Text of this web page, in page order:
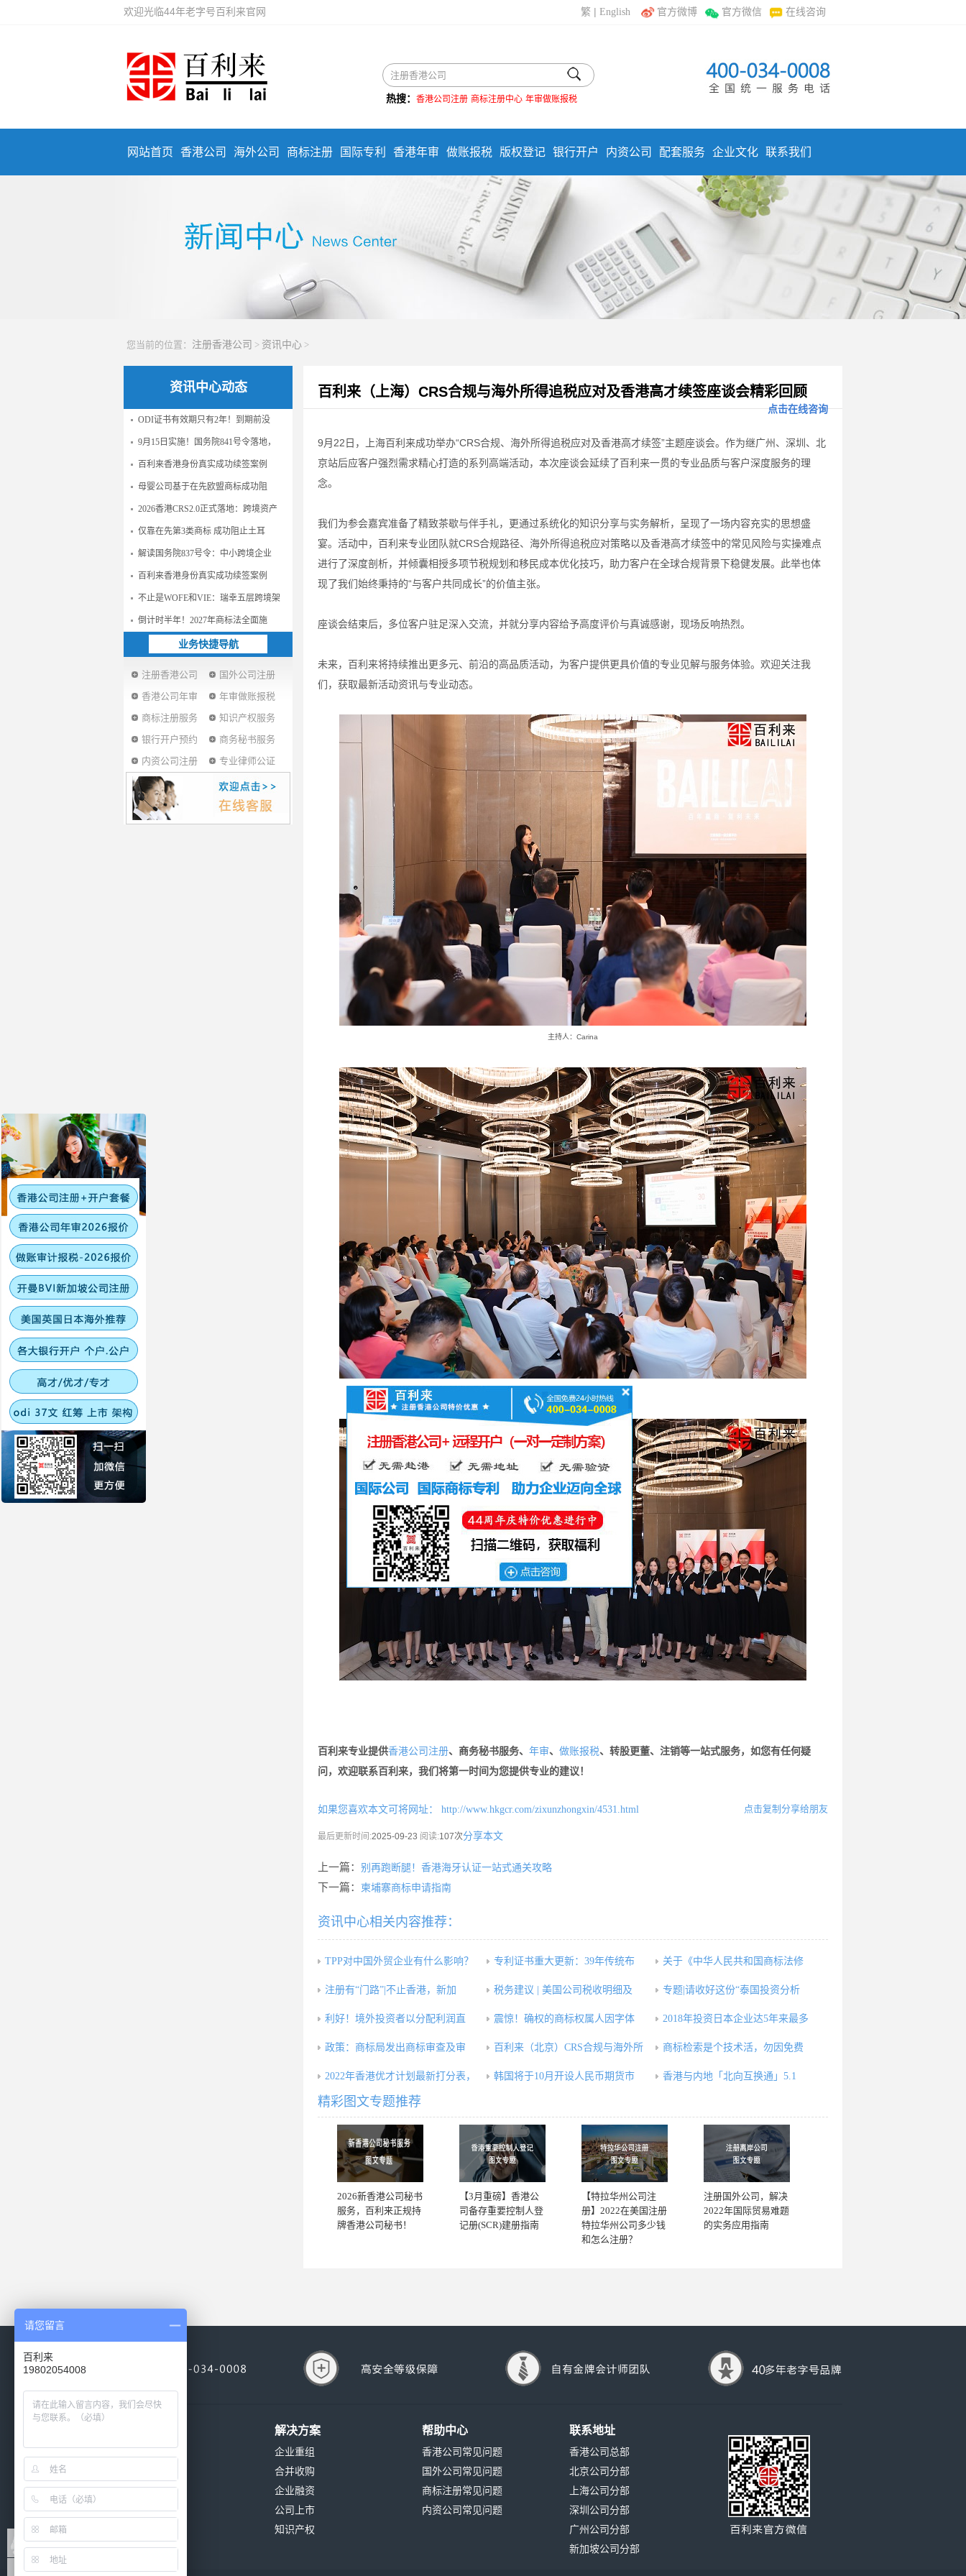
欢迎光临44年老字号百利来官网 繁 |English 官方微博 官方微信 在线咨询
热搜： 香港公司注册 商标注册中心 年审做账报税
网站首页 香港公司 海外公司 商标注册 国际专利 香港年审 做账报税 版权登记 银行开户 内资公司 配套服务 企业文化 联系我们
您当前的位置： 注册香港公司 > 资讯中心 >
资讯中心动态
ODI证书有效期只有2年！到期前没
9月15日实施！国务院841号令落地，
百利来香港身份真实成功续签案例
母婴公司基于在先欧盟商标成功阻
2026香港CRS2.0正式落地：跨境资产
仅靠在先第3类商标 成功阻止土耳
解读国务院837号令：中小跨境企业
百利来香港身份真实成功续签案例
不止是WOFE和VIE：瑞幸五层跨境架
倒计时半年！2027年商标法全面施
业务快捷导航
注册香港公司
国外公司注册
香港公司年审
年审做账报税
商标注册服务
知识产权服务
银行开户预约
商务秘书服务
内资公司注册
专业律师公证
百利来（上海）CRS合规与海外所得追税应对及香港高才续签座谈会精彩回顾
点击在线咨询
9月22日，上海百利来成功举办“CRS合规、海外所得追税应对及香港高才续签”主题座谈会。作为继广州、深圳、北
京站后应客户强烈需求精心打造的系列高端活动，本次座谈会延续了百利来一贯的专业品质与客户深度服务的理
念。
我们为参会嘉宾准备了精致茶歇与伴手礼，更通过系统化的知识分享与实务解析，呈现了一场内容充实的思想盛
宴。活动中，百利来专业团队就CRS合规路径、海外所得追税应对策略以及香港高才续签中的常见风险与实操难点
进行了深度剖析，并倾囊相授多项节税规划和移民成本优化技巧，助力客户在全球合规背景下稳健发展。此举也体
现了我们始终秉持的“与客户共同成长”的价值主张。
座谈会结束后，多位客户驻足深入交流，并就分享内容给予高度评价与真诚感谢，现场反响热烈。
未来，百利来将持续推出更多元、前沿的高品质活动，为客户提供更具价值的专业见解与服务体验。欢迎关注我
们，获取最新活动资讯与专业动态。
主持人：Carina
百利来专业提供香港公司注册、商务秘书服务、 年审、 做账报税、转股更董、注销等一站式服务，如您有任何疑
问，欢迎联系百利来，我们将第一时间为您提供专业的建议！
如果您喜欢本文可将网址： http://www.hkgcr.com/zixunzhongxin/4531.html 点击复制分享给朋友
最后更新时间:2025-09-23 阅读:107次分享本文
上一篇： 别再跑断腿！香港海牙认证一站式通关攻略
下一篇： 柬埔寨商标申请指南
资讯中心相关内容推荐：
TPP对中国外贸企业有什么影响？ 专利证书重大更新：39年传统布 关于《中华人民共和国商标法修
注册有“门路”|不止香港，新加 税务建议 | 美国公司税收明细及 专题|请收好这份“泰国投资分析
利好！境外投资者以分配利润直 震惊！确权的商标权属人因字体 2018年投资日本企业达5年来最多
政策：商标局发出商标审查及审 百利来（北京）CRS合规与海外所 商标检索是个技术活，勿因免费
2022年香港优才计划最新打分表， 韩国将于10月开设人民币期货市 香港与内地「北向互换通」5.1
精彩图文专题推荐
2026新香港公司秘书
服务，百利来正规持
牌香港公司秘书！
【3月重磅】香港公
司备存重要控制人登
记册(SCR)建册指南
【特拉华州公司注
册】2022在美国注册
特拉华州公司多少钱
和怎么注册？
注册国外公司，解决
2022年国际贸易难题
的实务应用指南
公司资质
发展历程
联系我们
解决方案
企业重组
合并收购
企业融资
公司上市
知识产权
帮助中心
香港公司常见问题
国外公司常见问题
商标注册常见问题
内资公司常见问题
联系地址
香港公司总部
北京公司分部
上海公司分部
深圳公司分部
广州公司分部
新加坡公司分部
请您留言
百利来
19802054008